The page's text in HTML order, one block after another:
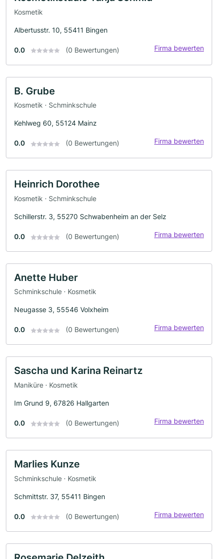
Kosmetik
Albertusstr. 10, 55411 Bingen
0.0 (0 Bewertungen) Firma bewerten
B. Grube
Kosmetik · Schminkschule
Kehlweg 60, 55124 Mainz
0.0 (0 Bewertungen) Firma bewerten
Heinrich Dorothee
Kosmetik · Schminkschule
Schillerstr. 3, 55270 Schwabenheim an der Selz
0.0 (0 Bewertungen) Firma bewerten
Anette Huber
Schminkschule · Kosmetik
Neugasse 3, 55546 Volxheim
0.0 (0 Bewertungen) Firma bewerten
Sascha und Karina Reinartz
Maniküre · Kosmetik
Im Grund 9, 67826 Hallgarten
0.0 (0 Bewertungen) Firma bewerten
Marlies Kunze
Schminkschule · Kosmetik
Schmittstr. 37, 55411 Bingen
0.0 (0 Bewertungen) Firma bewerten